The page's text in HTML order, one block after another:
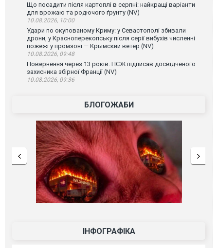
Що посадити після картоплі в серпні: найкращі варіанти
для врожаю та родючого ґрунту (NV)
10.08.2026, 10:00
Удари по окупованому Криму: у Севастополі збивали
дрони, у Красноперекопську після серії вибухів численні
пожежі у промзоні — Крымский ветер (NV)
10.08.2026, 09:48
Повернення через 13 років. ПСЖ підписав досвідченого
захисника збірної Франції (NV)
10.08.2026, 09:36
БЛОГОЖАБИ
ІНФОГРАФІКА